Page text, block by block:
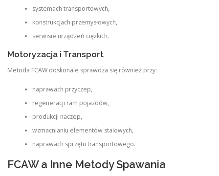
systemach transportowych,
konstrukcjach przemysłowych,
serwisie urządzeń ciężkich.
Motoryzacja i Transport
Metoda FCAW doskonale sprawdza się również przy:
naprawach przyczep,
regeneracji ram pojazdów,
produkcji naczep,
wzmacnianiu elementów stalowych,
naprawach sprzętu transportowego.
FCAW a Inne Metody Spawania